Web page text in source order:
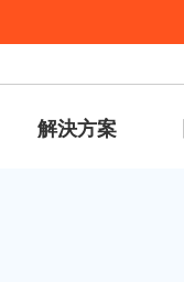
解決方案